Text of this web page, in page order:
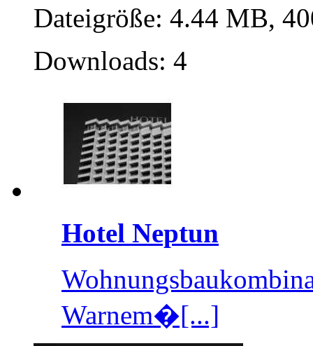
Dateigröße: 4.44 MB,
Downloads: 4
Hotel Neptun
Warnem�[...]